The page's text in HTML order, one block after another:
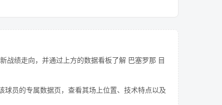
战绩走向，并通过上方的数据看板了解 巴塞罗那 目
球员的专属数据页，查看其场上位置、技术特点以及